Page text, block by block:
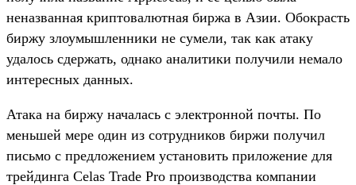
неназванная криптовалютная биржа в Азии. Обокрасть
биржу злоумышленники не сумели, так как атаку
удалось сдержать, однако аналитики получили немало
интересных данных.
Атака на биржу началась с электронной почты. По
меньшей мере один из сотрудников биржи получил
письмо с предложением установить приложение для
трейдинга Celas Trade Pro производства компании